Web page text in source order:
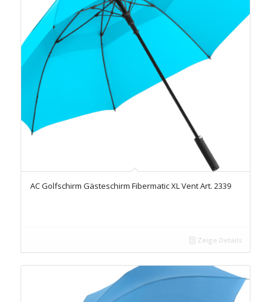
AC Golfschirm Gästeschirm Fibermatic XL Vent Art. 2339
Zeige Details